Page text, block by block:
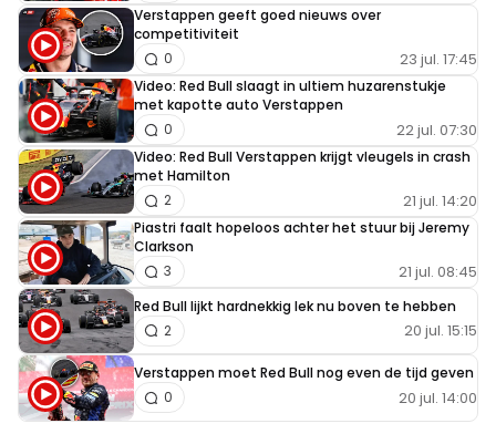
President53
22 oktober 2023 13:16
Juist! .... Dát!
President53
22 oktober 2023 13:15
Er is geen enkel negatief gevolg. Dan kun je beter je mond
houden, i.p.v. bij het publiek allerlei onkundige reakties
uitlokken. Beetje diva gedrag dit. Begrijp me goed; ik ben
ook een Max liefhebber hoor, maar iedereen maakt
fouten en hier was silence golden!
Verstappen geeft goed nieuws over
competitiviteit
23 jul. 17:45
0
Video: Red Bull slaagt in ultiem huzarenstukje
met kapotte auto Verstappen
22 jul. 07:30
0
Video: Red Bull Verstappen krijgt vleugels in crash
met Hamilton
21 jul. 14:20
2
Piastri faalt hopeloos achter het stuur bij Jeremy
Clarkson
21 jul. 08:45
3
Red Bull lijkt hardnekkig lek nu boven te hebben
20 jul. 15:15
2
Verstappen moet Red Bull nog even de tijd geven
20 jul. 14:00
0